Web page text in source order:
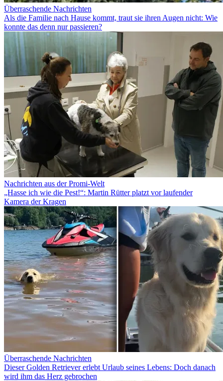
Überraschende Nachrichten
Als die Familie nach Hause kommt, traut sie ihren Augen nicht: Wie
konnte das denn nur passieren?
Nachrichten aus der Promi-Welt
„Hasse ich wie die Pest!“: Martin Rütter platzt vor laufender
Kamera der Kragen
Überraschende Nachrichten
Dieser Golden Retriever erlebt Urlaub seines Lebens: Doch danach
wird ihm das Herz gebrochen